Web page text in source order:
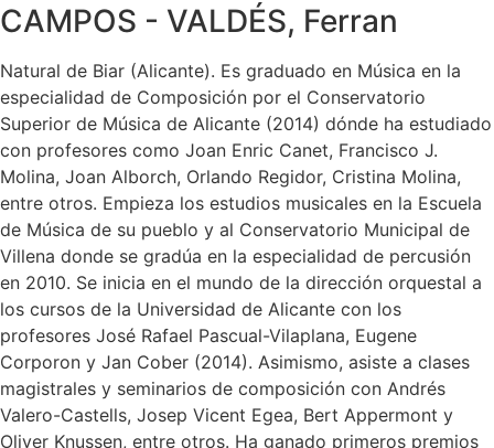
CAMPOS - VALDÉS, Ferran
Natural de Biar (Alicante). Es graduado en Música en la
especialidad de Composición por el Conservatorio
Superior de Música de Alicante (2014) dónde ha estudiado
con profesores como Joan Enric Canet, Francisco J.
Molina, Joan Alborch, Orlando Regidor, Cristina Molina,
entre otros. Empieza los estudios musicales en la Escuela
de Música de su pueblo y al Conservatorio Municipal de
Villena donde se gradúa en la especialidad de percusión
en 2010. Se inicia en el mundo de la dirección orquestal a
los cursos de la Universidad de Alicante con los
profesores José Rafael Pascual-Vilaplana, Eugene
Corporon y Jan Cober (2014). Asimismo, asiste a clases
magistrales y seminarios de composición con Andrés
Valero-Castells, Josep Vicent Egea, Bert Appermont y
Oliver Knussen, entre otros. Ha ganado primeros premios